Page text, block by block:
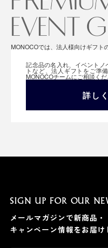
MONOCOでは、法人様向けギフト
記念品の名入れ、イベント
トなど、法人ギフトをご準
MONOCOチームにご相談く
詳し
SIGN UP FOR OUR
メールマガジンで新商品・
キャンペーン情報をお届け